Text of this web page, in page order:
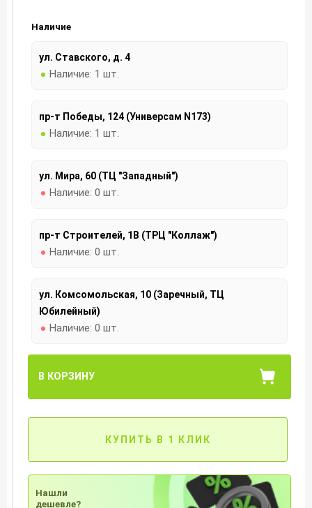
Наличие
ул. Ставского, д. 4
Наличие: 1 шт.
пр-т Победы, 124 (Универсам N173)
Наличие: 1 шт.
ул. Мира, 60 (ТЦ "Западный")
Наличие: 0 шт.
пр-т Строителей, 1В (ТРЦ "Коллаж")
Наличие: 0 шт.
ул. Комсомольская, 10 (Заречный, ТЦ
Юбилейный)
Наличие: 0 шт.
В КОРЗИНУ
КУПИТЬ В 1 КЛИК
Нашли
дешевле?